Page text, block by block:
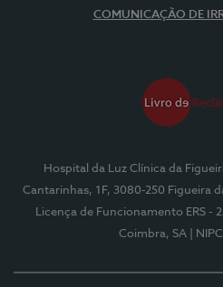
COMUNICAÇÃO DE
Hospital da Luz Clínica da
Cantarinhas, 1F, 3080-250 Figueira
Licença de Funcionamento ERS -
Coimbra, SA
|